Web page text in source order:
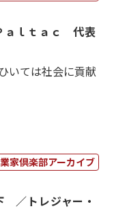
ａｌｔａｃ 代表
いては社会に貢献
家倶楽部アーカイブ
／トレジャー・